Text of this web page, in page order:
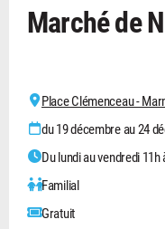
Marché de
Place Clémenceau -
du 19 décembre au 24
Du lundi au vendredi
Familial
Gratuit